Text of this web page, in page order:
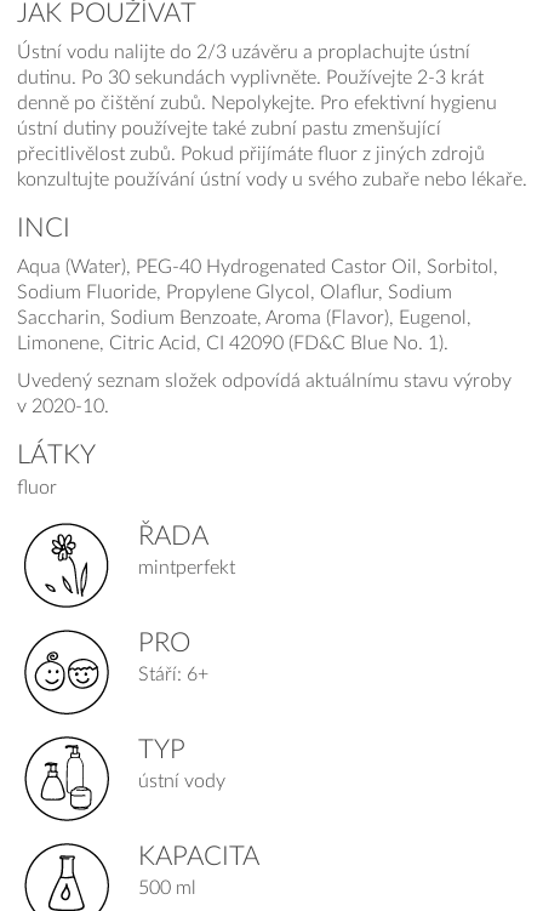
JAK POUŽÍVAT
Ústní vodu nalijte do 2/3 uzávěru a proplachujte ústní
dutinu. Po 30 sekundách vyplivněte. Používejte 2-3 krát
denně po čištění zubů. Nepolykejte. Pro efektivní hygienu
ústní dutiny používejte také zubní pastu zmenšující
přecitlivělost zubů. Pokud přijímáte fluor z jiných zdrojů
konzultujte používání ústní vody u svého zubaře nebo lékaře.
INCI
Aqua (Water), PEG-40 Hydrogenated Castor Oil, Sorbitol,
Sodium Fluoride, Propylene Glycol, Olaflur, Sodium
Saccharin, Sodium Benzoate, Aroma (Flavor), Eugenol,
Limonene, Citric Acid, CI 42090 (FD&C Blue No. 1).
Uvedený seznam složek odpovídá aktuálnímu stavu výroby
v 2020-10.
LÁTKY
fluor
ŘADA
mintperfekt
PRO
Stáří: 6+
TYP
ústní vody
KAPACITA
500 ml